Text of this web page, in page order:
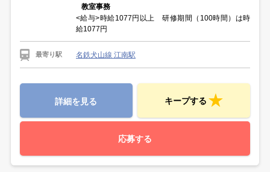
教室事務
<給与>時給1077円以上 研修期間（100時間）は時
給1077円
最寄り駅 名鉄犬山線 江南駅
詳細を見る キープする
応募する